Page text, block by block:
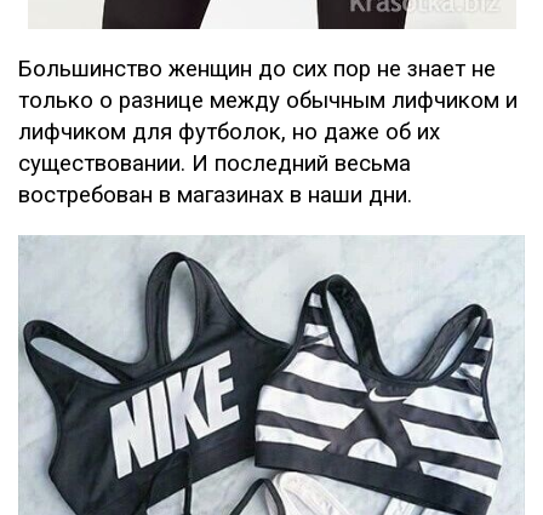
Большинство женщин до сих пор не знает не
только о разнице между обычным лифчиком и
лифчиком для футболок, но даже об их
существовании. И последний весьма
востребован в магазинах в наши дни.